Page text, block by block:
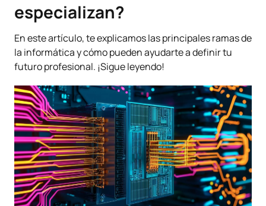
especializan?
En este artículo, te explicamos las principales ramas de
la informática y cómo pueden ayudarte a definir tu
futuro profesional. ¡Sigue leyendo!